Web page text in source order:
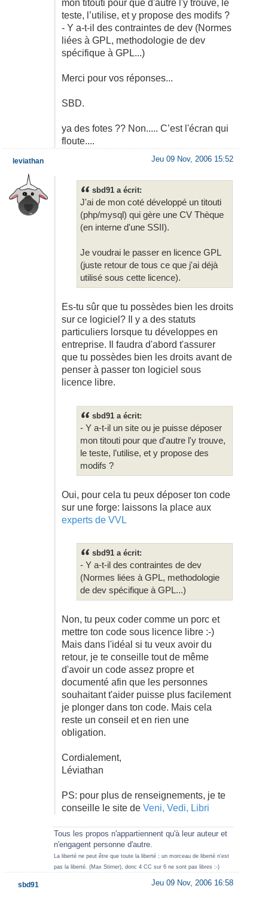
mon titouti pour que d'autre l'y trouve, le
teste, l’utilise, et y propose des modifs ?
- Y a-t-il des contraintes de dev (Normes
liées à GPL, methodologie de dev
spécifique à GPL...)
Merci pour vos réponses...
SBD.
ya des fotes ?? Non..... C’est l'écran qui
floute....
Jeu 09 Nov, 2006 15:52
sbd91 a écrit:
J'ai de mon coté développé un titouti
(php/mysql) qui gère une CV Thèque
(en interne d'une SSII).
Je voudrai le passer en licence GPL
(juste retour de tous ce que j'ai déjà
utilisé sous cette licence).
Es-tu sûr que tu possèdes bien les droits
sur ce logiciel? Il y a des statuts
particuliers lorsque tu développes en
entreprise. Il faudra d'abord t'assurer
que tu possèdes bien les droits avant de
penser à passer ton logiciel sous
licence libre.
sbd91 a écrit:
- Y a-t-il un site ou je puisse déposer
mon titouti pour que d'autre l'y trouve,
le teste, l’utilise, et y propose des
modifs ?
Oui, pour cela tu peux déposer ton code
sur une forge: laissons la place aux
experts de VVL
sbd91 a écrit:
- Y a-t-il des contraintes de dev
(Normes liées à GPL, methodologie
de dev spécifique à GPL...)
Non, tu peux coder comme un porc et
mettre ton code sous licence libre :-)
Mais dans l'idéal si tu veux avoir du
retour, je te conseille tout de même
d'avoir un code assez propre et
documenté afin que les personnes
souhaitant t'aider puisse plus facilement
je plonger dans ton code. Mais cela
reste un conseil et en rien une
obligation.
Cordialement,
Léviathan
PS: pour plus de renseignements, je te
conseille le site de Veni, Vedi, Libri
Tous les propos n'appartiennent qu'à leur auteur et
n'engagent personne d'autre.
La liberté ne peut être que toute la liberté ; un morceau de liberté n'est
pas la liberté. (Max Stirner), donc 4 CC sur 6 ne sont pas libres :-)
leviathan
Jeu 09 Nov, 2006 16:58
sbd91